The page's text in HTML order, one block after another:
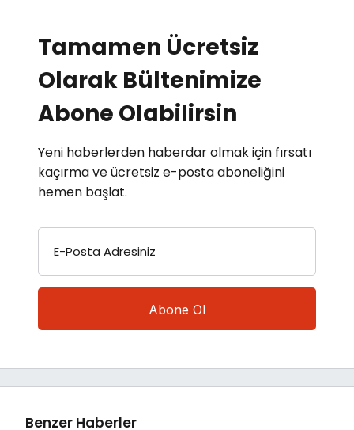
Tamamen Ücretsiz
Olarak Bültenimize
Abone Olabilirsin
Yeni haberlerden haberdar olmak için fırsatı
kaçırma ve ücretsiz e-posta aboneliğini
hemen başlat.
E-Posta Adresiniz
Benzer Haberler